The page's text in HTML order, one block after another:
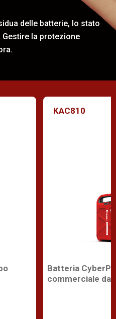
delle batterie, lo stato
la protezione
KAC810
Batteria
commerciale da